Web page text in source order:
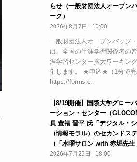
らせ（一般財団法人オープン
ーク）
2026年8月7日 - 10:00
一般財団法人オープンバッジ
は、全国の生涯学習関係者の
涯学習センター拡大ワーキン
催します。 ★申込★（1分で完
https://forms.c…
【8/19開催】国際大学グロー
ーション・センター（
員 豊福 晋平 氏「デジタル・
（情報モラル）のセカンドス
（「水曜サロン with 赤堀先生
2026年7月29日 - 18:00